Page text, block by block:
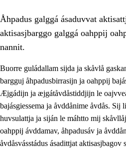
3. Prinsihpa skåvlå dåjmajda
Åhpadus galggá ásaduvvat
aktisasjbarggo galggá oahppij
nannit.
Buorre guládallam sijda ja skåvlå
bargguj åhpadusbirrasijn ja oahppij
Æjgádijn ja æjgátåvdåstiddjijn le
bajásgiessema ja åvddånime åvdås. Sij
huvsulattja ja siján le máhtto mij
oahppij ávddamav, åhpadusáv ja
åvdåsvásstádus ásadittjat